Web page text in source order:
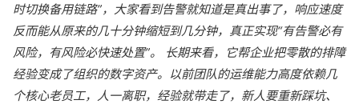
时切换备用链路”，大家看到告警就知道是真出事了，响应速度
反而能从原来的几十分钟缩短到几分钟，真正实现“有告警必有
风险，有风险必快速处置”。 长期来看，它帮企业把零散的排障
经验变成了组织的数字资产。以前团队的运维能力高度依赖几
个核心老员工，人一离职，经验就带走了，新人要重新踩坑、